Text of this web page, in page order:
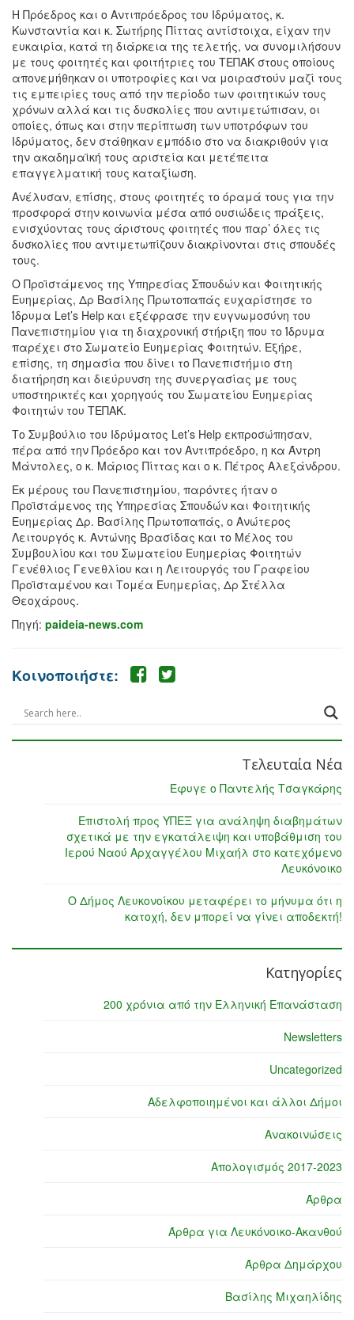
Η Πρόεδρος και ο Αντιπρόεδρος του Ιδρύματος, κ.
Κωνσταντία και κ. Σωτήρης Πίττας αντίστοιχα, είχαν την
ευκαιρία, κατά τη διάρκεια της τελετής, να συνομιλήσουν
με τους φοιτητές και φοιτήτριες του ΤΕΠΑΚ στους οποίους
απονεμήθηκαν οι υποτροφίες και να μοιραστούν μαζί τους
τις εμπειρίες τους από την περίοδο των φοιτητικών τους
χρόνων αλλά και τις δυσκολίες που αντιμετώπισαν, οι
οποίες, όπως και στην περίπτωση των υποτρόφων του
Ιδρύματος, δεν στάθηκαν εμπόδιο στο να διακριθούν για
την ακαδημαϊκή τους αριστεία και μετέπειτα
επαγγελματική τους καταξίωση.
Ανέλυσαν, επίσης, στους φοιτητές το όραμά τους για την
προσφορά στην κοινωνία μέσα από ουσιώδεις πράξεις,
ενισχύοντας τους άριστους φοιτητές που παρ’ όλες τις
δυσκολίες που αντιμετωπίζουν διακρίνονται στις σπουδές
τους.
Ο Προϊστάμενος της Υπηρεσίας Σπουδών και Φοιτητικής
Ευημερίας, Δρ Βασίλης Πρωτοπαπάς ευχαρίστησε το
Ίδρυμα Let’s Help και εξέφρασε την ευγνωμοσύνη του
Πανεπιστημίου για τη διαχρονική στήριξη που το Ίδρυμα
παρέχει στο Σωματείο Ευημερίας Φοιτητών. Εξήρε,
επίσης, τη σημασία που δίνει το Πανεπιστήμιο στη
διατήρηση και διεύρυνση της συνεργασίας με τους
υποστηρικτές και χορηγούς του Σωματείου Ευημερίας
Φοιτητών του ΤΕΠΑΚ.
Το Συμβούλιο του Ιδρύματος Let’s Help εκπροσώπησαν,
πέρα από την Πρόεδρο και τον Αντιπρόεδρο, η κα Άντρη
Μάντολες, ο κ. Μάριος Πίττας και ο κ. Πέτρος Αλεξάνδρου.
Εκ μέρους του Πανεπιστημίου, παρόντες ήταν ο
Προϊστάμενος της Υπηρεσίας Σπουδών και Φοιτητικής
Ευημερίας Δρ. Βασίλης Πρωτοπαπάς, ο Ανώτερος
Λειτουργός κ. Αντώνης Βρασίδας και το Μέλος του
Συμβουλίου και του Σωματείου Ευημερίας Φοιτητών
Γενέθλιος Γενεθλίου και η Λειτουργός του Γραφείου
Προϊσταμένου και Τομέα Ευημερίας, Δρ Στέλλα
Θεοχάρους.
Πηγή: paideia-news.com
Κοινοποιήστε:
Τελευταία Νέα
Έφυγε ο Παντελής Τσαγκάρης
Επιστολή προς ΥΠΕΞ για ανάληψη διαβημάτων
σχετικά με την εγκατάλειψη και υποβάθμιση του
Ιερού Ναού Αρχαγγέλου Μιχαήλ στο κατεχόμενο
Λευκόνοικο
Ο Δήμος Λευκονοίκου μεταφέρει το μήνυμα ότι η
κατοχή, δεν μπορεί να γίνει αποδεκτή!
Κατηγορίες
200 χρόνια από την Ελληνική Επανάσταση
Newsletters
Uncategorized
Αδελφοποιημένοι και άλλοι Δήμοι
Ανακοινώσεις
Απολογισμός 2017-2023
Άρθρα
Άρθρα για Λευκόνοικο-Ακανθού
Άρθρα Δημάρχου
Βασίλης Μιχαηλίδης